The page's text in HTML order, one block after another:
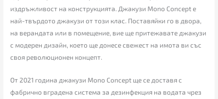
издръжливост на конструкцията. Джакузи Mono Concept е
най-твърдото джакузи от този клас. Поставяйки го в двора,
на верандата или в помещение, вие ще притежавате джакузи
с модерен дизайн, което ще донесе свежест на имота ви със
своя революционен концепт.
От 2021 година джакузи Mono Concept ще се доставя с
фабрично вградена система за дезинфекция на водата чрез